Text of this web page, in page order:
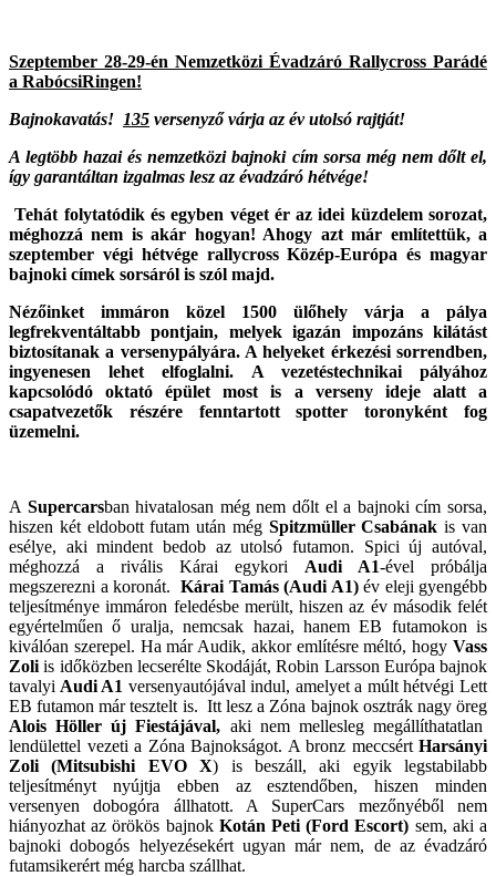
Szeptember 28-29-én Nemzetközi Évadzáró Rallycross Parádé
a RabócsiRingen!
Bajnokavatás! 135 versenyző várja az év utolsó rajtját!
A legtöbb hazai és nemzetközi bajnoki cím sorsa még nem dőlt el,
így garantáltan izgalmas lesz az évadzáró hétvége!
Tehát folytatódik és egyben véget ér az idei küzdelem sorozat,
méghozzá nem is akár hogyan! Ahogy azt már említettük, a
szeptember végi hétvége rallycross Közép-Európa és magyar
bajnoki címek sorsáról is szól majd.
Nézőinket immáron közel 1500 ülőhely várja a pálya
legfrekventáltabb pontjain, melyek igazán impozáns kilátást
biztosítanak a versenypályára. A helyeket érkezési sorrendben,
ingyenesen lehet elfoglalni. A vezetéstechnikai pályához
kapcsolódó oktató épület most is a verseny ideje alatt a
csapatvezetők részére fenntartott spotter toronyként fog
üzemelni.
A Supercarsban hivatalosan még nem dőlt el a bajnoki cím sorsa,
hiszen két eldobott futam után még Spitzmüller Csabának is van
esélye, aki mindent bedob az utolsó futamon. Spici új autóval,
méghozzá a rivális Kárai egykori Audi A1-ével próbálja
megszerezni a koronát. Kárai Tamás (Audi A1) év eleji gyengébb
teljesítménye immáron feledésbe merült, hiszen az év második felét
egyértelműen ő uralja, nemcsak hazai, hanem EB futamokon is
kiválóan szerepel. Ha már Audik, akkor említésre méltó, hogy Vass
Zoliis időközben lecserélte Skodáját, Robin Larsson Európa bajnok
tavalyi Audi A1 versenyautójával indul, amelyet a múlt hétvégi Lett
EB futamon már tesztelt is. Itt lesz a Zóna bajnok osztrák nagy öreg
Alois Höller új Fiestájával, aki nem mellesleg megállíthatatlan
lendülettel vezeti a Zóna Bajnokságot. A bronz meccsértHarsányi
Zoli (Mitsubishi EVO X) is beszáll, aki egyik legstabilabb
teljesítményt nyújtja ebben az esztendőben, hiszen minden
versenyen dobogóra állhatott. A SuperCars mezőnyéből nem
hiányozhat az örökös bajnok Kotán Peti (Ford Escort) sem, aki a
bajnoki dobogós helyezésekért ugyan már nem, de az évadzáró
futamsikerért még harcba szállhat.